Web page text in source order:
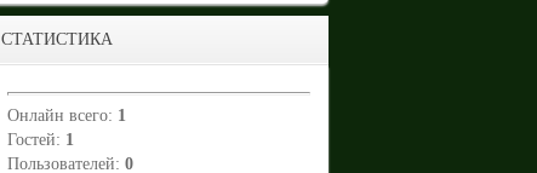
СТАТИСТИКА
Онлайн всего: 1
Гостей: 1
Пользователей: 0